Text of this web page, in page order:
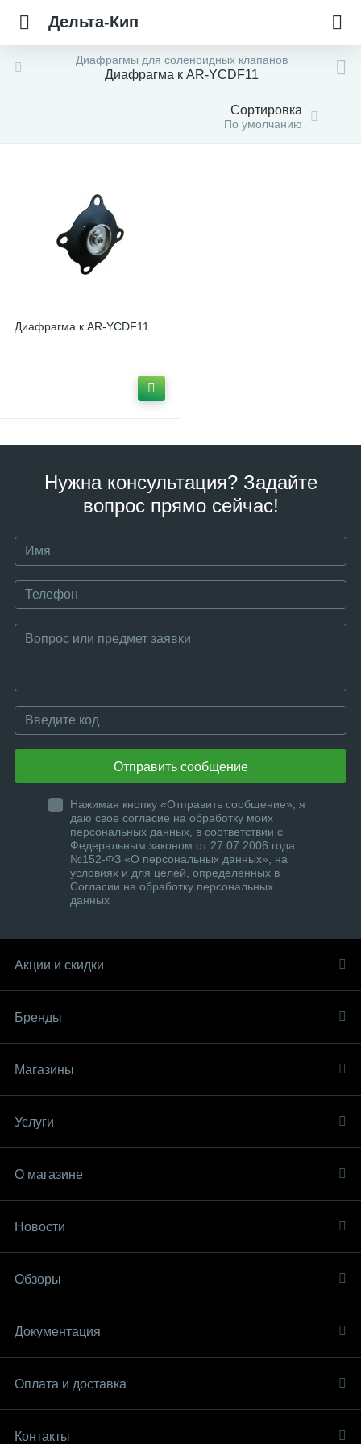
Дельта-Кип
Диафрагмы для соленоидных клапанов
Диафрагма к AR-YCDF11
Сортировка
По умолчанию
Диафрагма к AR-YCDF11
Нужна консультация? Задайте
вопрос прямо сейчас!
Отправить сообщение
Нажимая кнопку «Отправить сообщение», я
даю свое согласие на обработку моих
персональных данных, в соответствии с
Федеральным законом от 27.07.2006 года
№152-ФЗ «О персональных данных», на
условиях и для целей, определенных в
Согласии на обработку персональных
данных
Акции и скидки
Бренды
Магазины
Услуги
О магазине
Новости
Обзоры
Документация
Оплата и доставка
Контакты